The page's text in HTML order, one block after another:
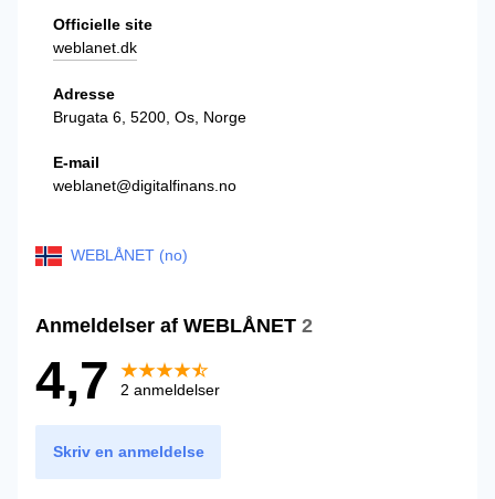
Officielle site
weblanet.dk
Adresse
Brugata 6, 5200, Os, Norge
E-mail
weblanet@digitalfinans.no
WEBLÅNET (no)
Anmeldelser af WEBLÅNET 2
4,7 2 anmeldelser
Skriv en anmeldelse